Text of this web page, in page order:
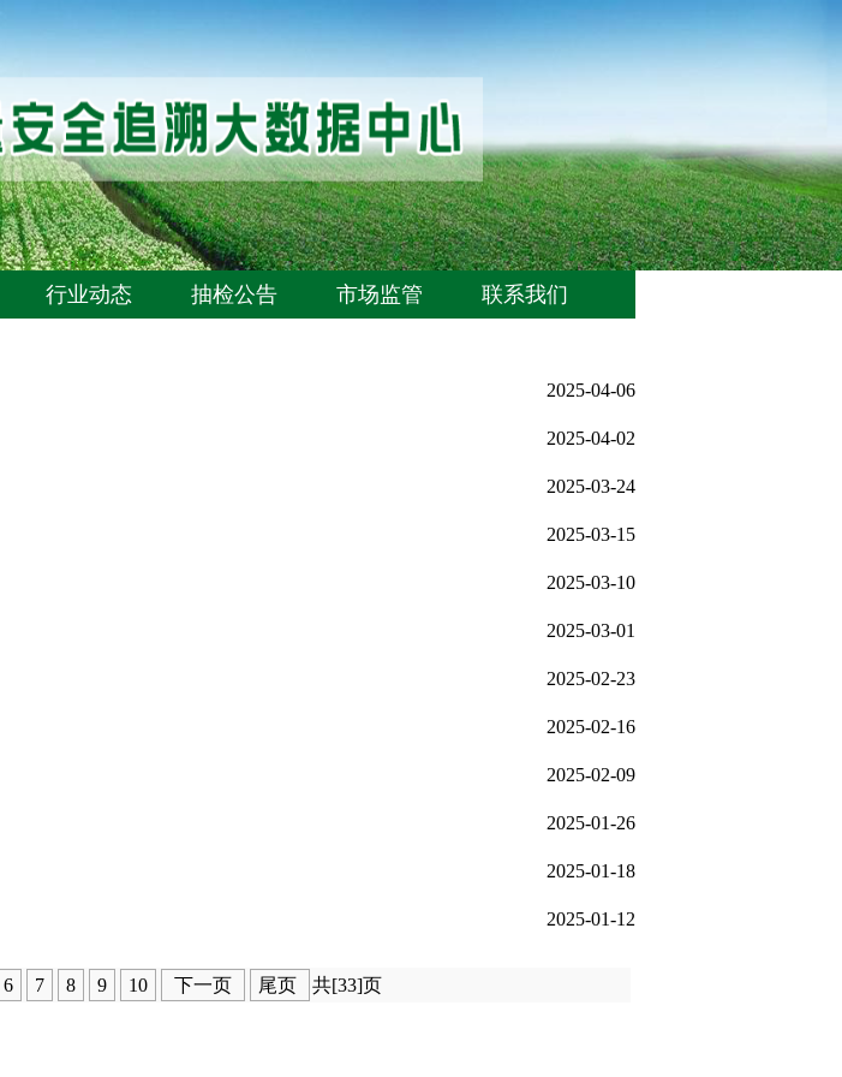
行业动态 抽检公告 市场监管 联系我们
2025-04-06
2025-04-02
2025-03-24
2025-03-15
2025-03-10
2025-03-01
2025-02-23
2025-02-16
2025-02-09
2025-01-26
2025-01-18
2025-01-12
6 7 8 9 10 下一页 尾页 共[33]页